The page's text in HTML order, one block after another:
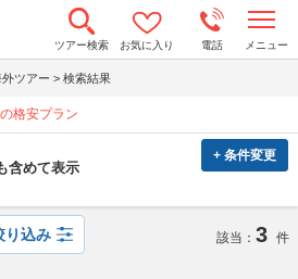
ツアー検索 お気に入り 電話 メニュー
o
n
a
v
t
外ツアー > 検索結果
格安プラン
+ 条件変更
含めて表示
り込み 該当： 3 件